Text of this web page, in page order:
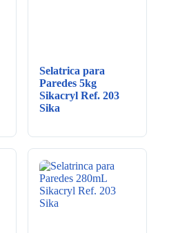
Selatrica para
Paredes 5kg
Sikacryl Ref. 203
Sika